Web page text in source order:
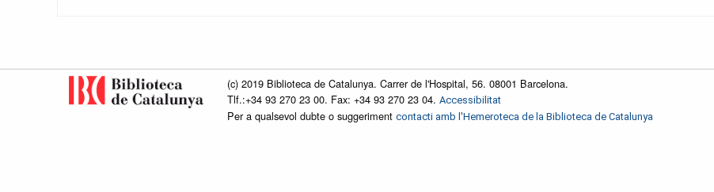
(c) 2019 Biblioteca de Catalunya. Carrer de l'Hospital, 56. 08001 Barcelona.
Tlf.:+34 93 270 23 00. Fax: +34 93 270 23 04. Accessibilitat
Per a qualsevol dubte o suggeriment contacti amb l'Hemeroteca de la Biblioteca de Catalunya